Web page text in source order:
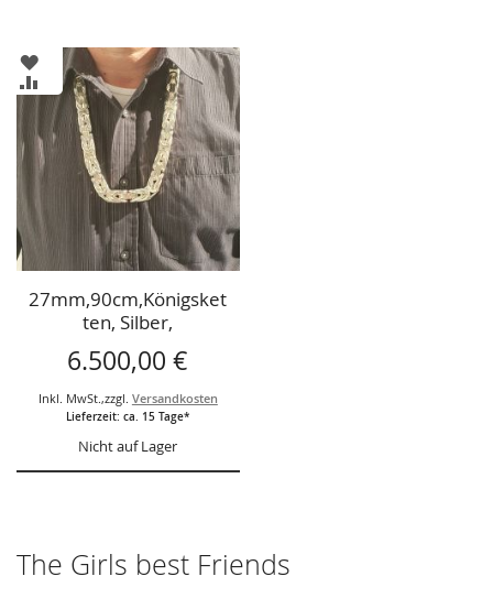
ZUR
WUNSCHLISTE
HINZUFÜGEN
ZUR
VERGLEICHSLISTE
HINZUFÜGEN
27mm,90cm,Königsket
ten, Silber,
6.500,00 €
Inkl. MwSt.,zzgl. Versandkosten
Lieferzeit: ca. 15 Tage*
Nicht auf Lager
The Girls best Friends